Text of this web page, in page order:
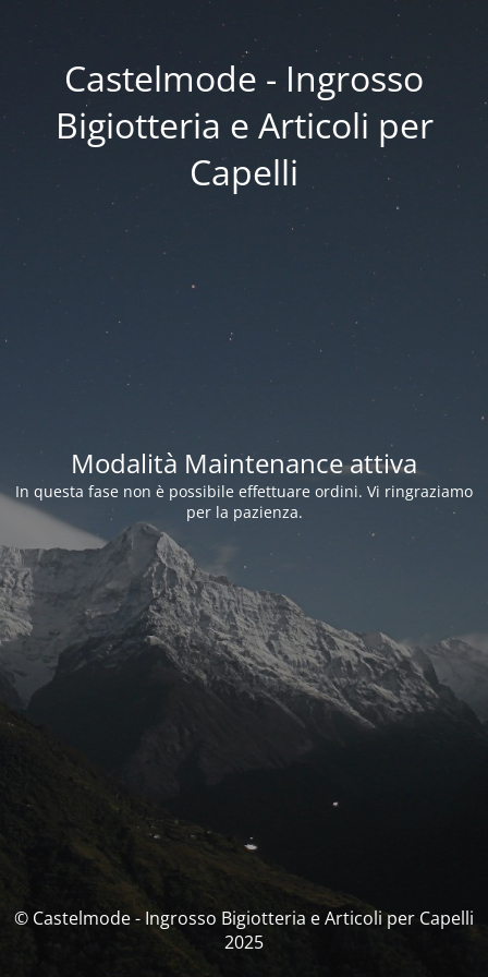
Castelmode - Ingrosso
Bigiotteria e Articoli per
Capelli
Modalità Maintenance attiva
In questa fase non è possibile effettuare ordini. Vi ringraziamo
per la pazienza.
© Castelmode - Ingrosso Bigiotteria e Articoli per Capelli
2025